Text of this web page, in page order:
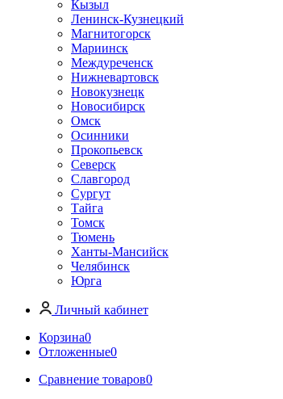
Кызыл
Ленинск-Кузнецкий
Магнитогорск
Мариинск
Междуреченск
Нижневартовск
Новокузнецк
Новосибирск
Омск
Осинники
Прокопьевск
Северск
Славгород
Сургут
Тайга
Томск
Тюмень
Ханты-Мансийск
Челябинск
Юрга
Личный кабинет
Корзина0
Отложенные0
Сравнение товаров0